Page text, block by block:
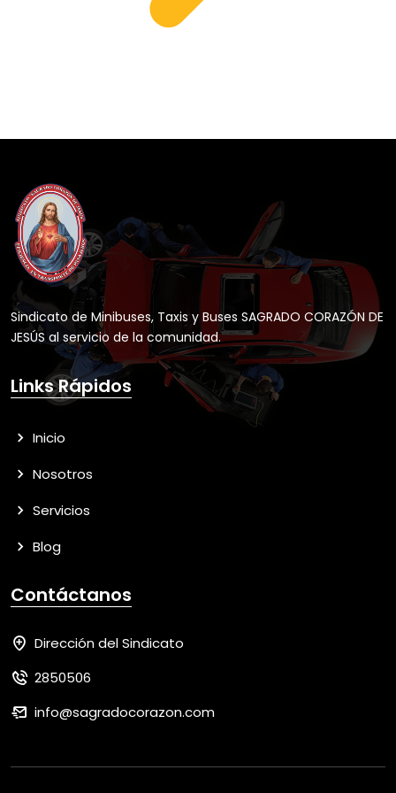
Sindicato de Minibuses, Taxis y Buses SAGRADO CORAZÓN DE
JESÚS al servicio de la comunidad.
Links Rápidos
Inicio
Nosotros
Servicios
Blog
Contáctanos
Dirección del Sindicato
2850506
info@sagradocorazon.com